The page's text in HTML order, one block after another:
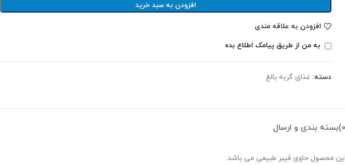
افزودن به سبد خرید
افزودن به علاقه مندی
به من از طریق پیامک اطلاع بده
دسته: غذای گربه بالغ
بسته بندی و ارسال